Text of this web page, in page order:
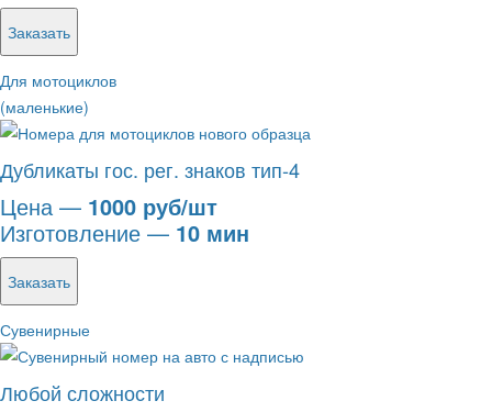
Заказать
Для мотоциклов
(маленькие)
Дубликаты гос. рег. знаков тип-4
Цена — 1000 руб/шт
Изготовление — 10 мин
Заказать
Сувенирные
Любой сложности